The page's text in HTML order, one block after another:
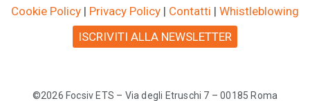
Cookie Policy | Privacy Policy | Contatti | Whistleblowing
ISCRIVITI ALLA NEWSLETTER
©2026 Focsiv ETS – Via degli Etruschi 7 – 00185 Roma